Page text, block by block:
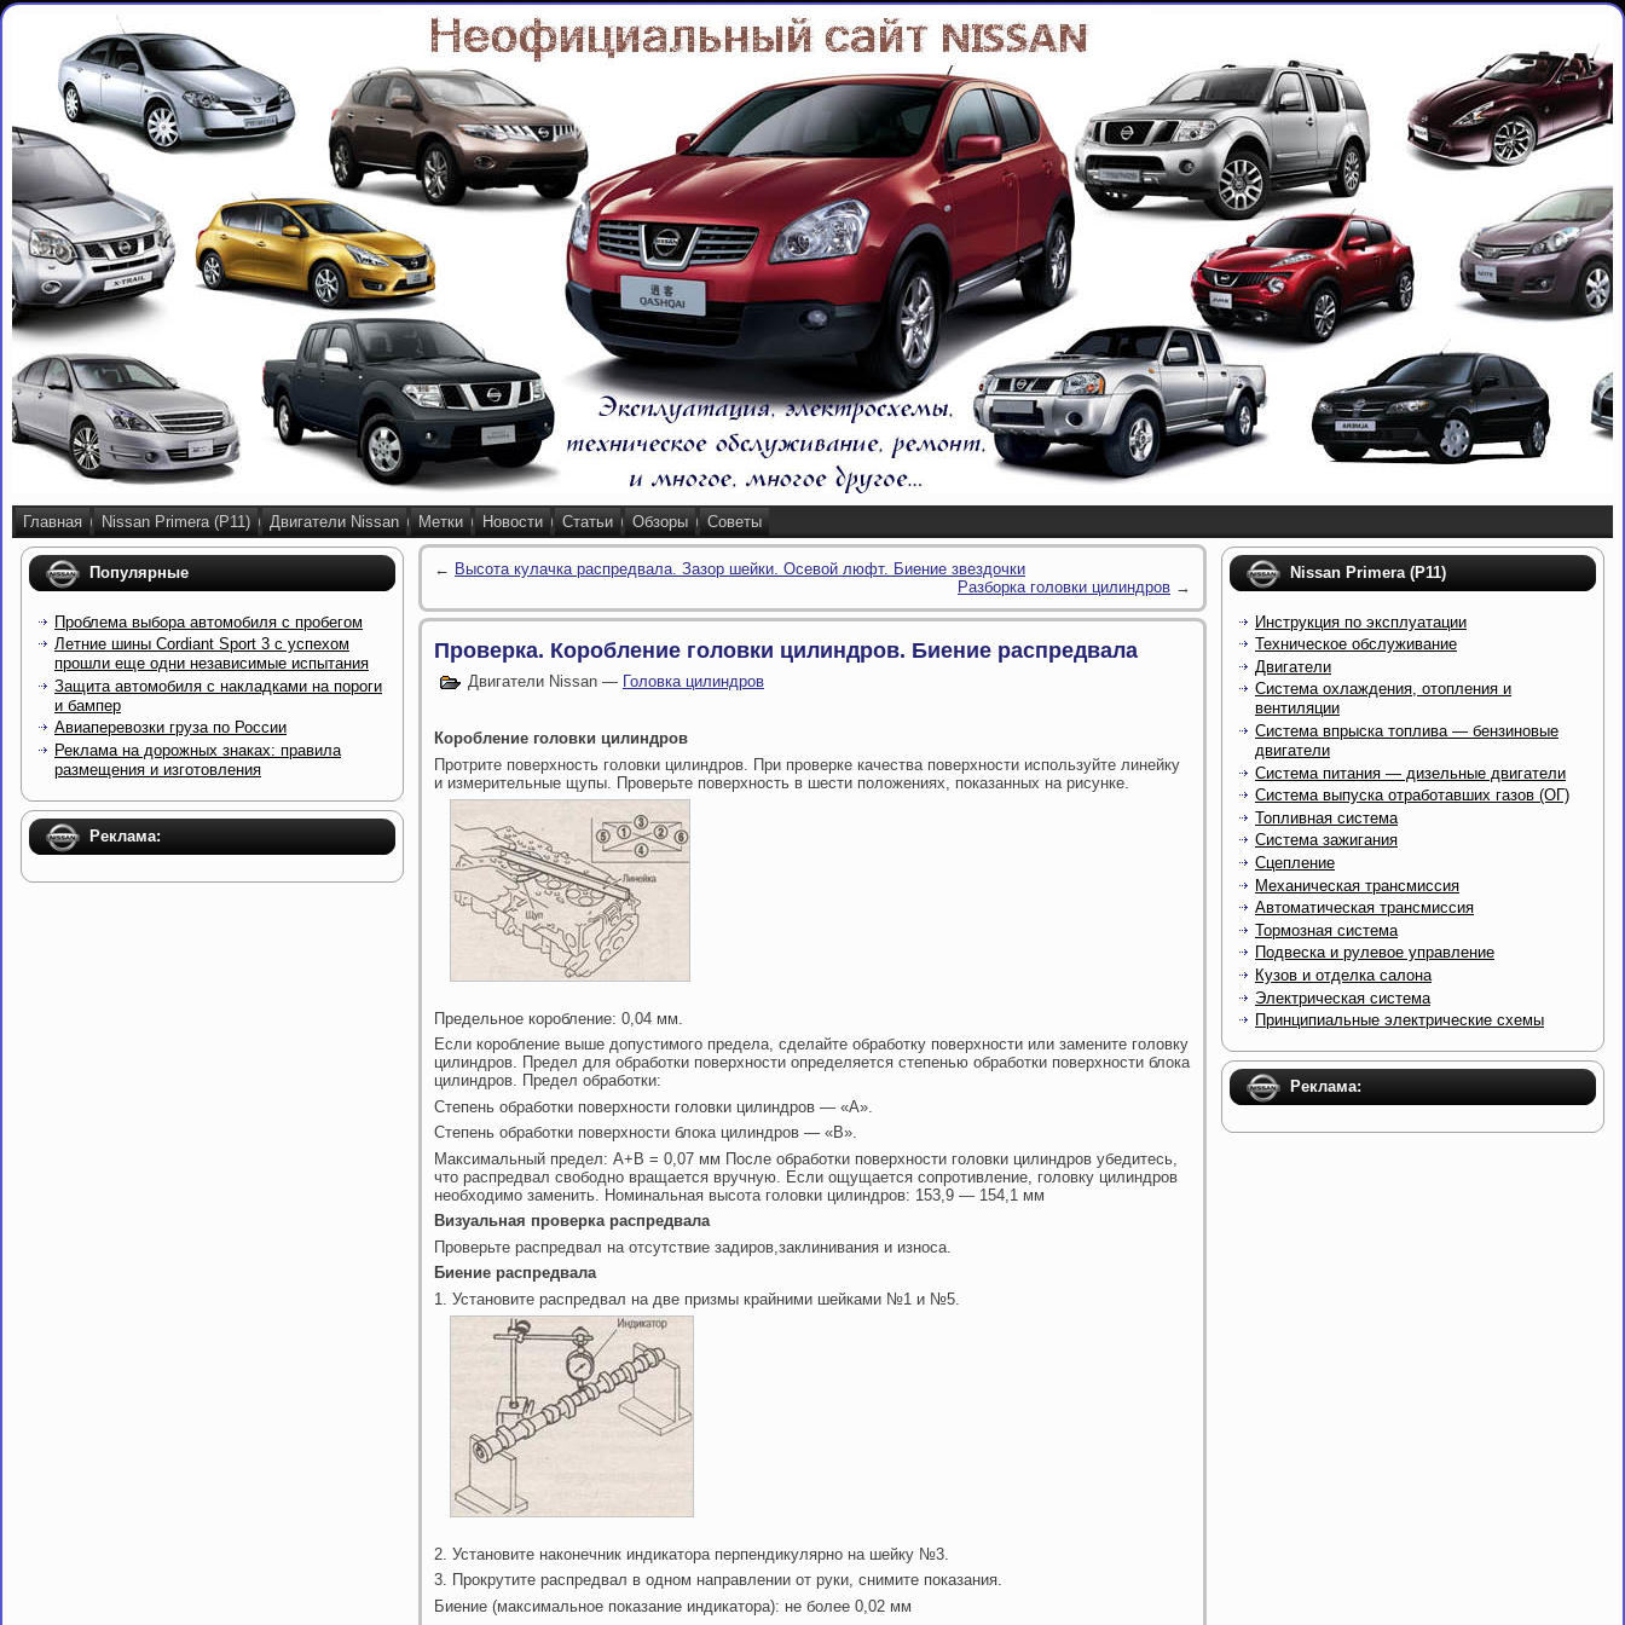
Главная Nissan Primera (P11) Двигатели Nissan Метки Новости Статьи Обзоры Советы
Популярные
Проблема выбора автомобиля с пробегом
Летние шины Cordiant Sport 3 с успехом
прошли еще одни независимые испытания
Защита автомобиля с накладками на пороги
и бампер
Авиаперевозки груза по России
Реклама на дорожных знаках: правила
размещения и изготовления
Реклама:
← Высота кулачка распредвала. Зазор шейки. Осевой люфт. Биение звездочки
Разборка головки цилиндров →
Проверка. Коробление головки цилиндров. Биение распредвала
Двигатели Nissan — Головка цилиндров
Коробление головки цилиндров
Протрите поверхность головки цилиндров. При проверке качества поверхности используйте линейку
и измерительные щупы. Проверьте поверхность в шести положениях, показанных на рисунке.
Предельное коробление: 0,04 мм.
Если коробление выше допустимого предела, сделайте обработку поверхности или замените головку
цилиндров. Предел для обработки поверхности определяется степенью обработки поверхности блока
цилиндров. Предел обработки:
Степень обработки поверхности головки цилиндров — «А».
Степень обработки поверхности блока цилиндров — «В».
Максимальный предел: А+В = 0,07 мм После обработки поверхности головки цилиндров убедитесь,
что распредвал свободно вращается вручную. Если ощущается сопротивление, головку цилиндров
необходимо заменить. Номинальная высота головки цилиндров: 153,9 — 154,1 мм
Визуальная проверка распредвала
Проверьте распредвал на отсутствие задиров,заклинивания и износа.
Биение распредвала
1. Установите распредвал на две призмы крайними шейками №1 и №5.
2. Установите наконечник индикатора перпендикулярно на шейку №3.
3. Прокрутите распредвал в одном направлении от руки, снимите показания.
Биение (максимальное показание индикатора): не более 0,02 мм
Nissan Primera (P11)
Инструкция по эксплуатации
Техническое обслуживание
Двигатели
Система охлаждения, отопления и
вентиляции
Система впрыска топлива — бензиновые
двигатели
Система питания — дизельные двигатели
Система выпуска отработавших газов (ОГ)
Топливная система
Система зажигания
Сцепление
Механическая трансмиссия
Автоматическая трансмиссия
Тормозная система
Подвеска и рулевое управление
Кузов и отделка салона
Электрическая система
Принципиальные электрические схемы
Реклама: